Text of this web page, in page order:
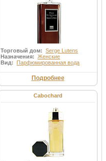
Торговый дом:Serge Lutens
Назначения:Женские
Вид:
Парфюмированная вода
Подробнее
Cabochard